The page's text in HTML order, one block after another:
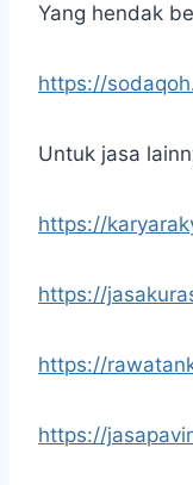
Yang hendak
https://
Untuk jasa
https://
https://
https://
https://